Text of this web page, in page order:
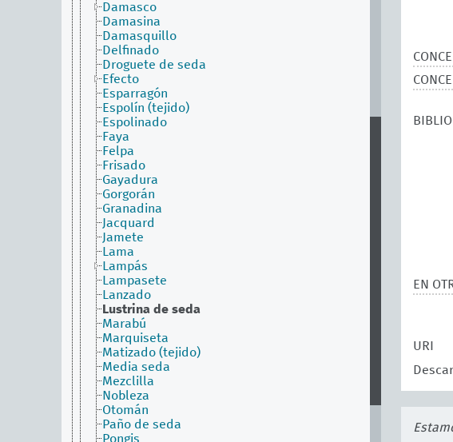
Damasco
Damasina
Damasquillo
Delfinado
Droguete de seda
Efecto
Esparragón
Espolín (tejido)
Espolinado
Faya
Felpa
Frisado
Gayadura
Gorgorán
Granadina
Jacquard
Jamete
Lama
Lampás
Lampasete
Lanzado
Lustrina de seda
Marabú
Marquiseta
Matizado (tejido)
Media seda
Mezclilla
Nobleza
Otomán
Paño de seda
Pongis
EN
URI